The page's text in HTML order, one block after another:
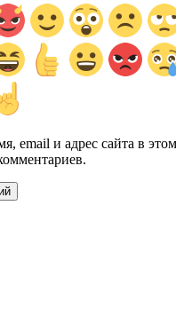
email и адрес сайта в